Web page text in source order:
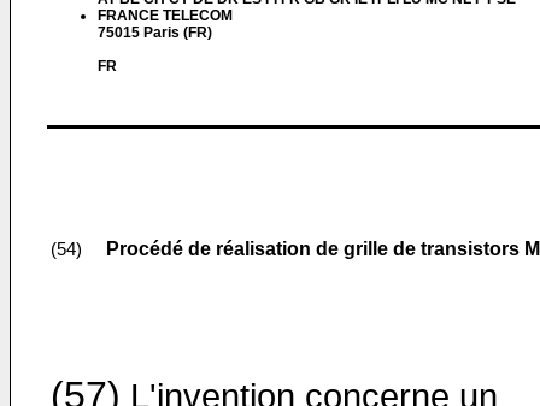
FRANCE TELECOM
75015 Paris (FR)
FR
(54) Procédé de réalisation de grille de transistors
(57) L'invention concerne un